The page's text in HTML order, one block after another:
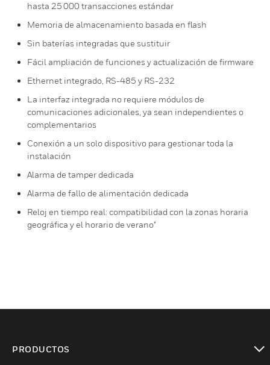
hasta 25 000 transacciones estándar
Memoria de almacenamiento basada en flash
Sin baterías integradas que sustituir
Fácil ampliación de funciones y actualización de firmware
Ethernet integrado, RS-485 y RS-232
La interfaz integrada no requiere módulos de
comunicaciones adicionales, ya sean independientes o
complementarios
Conexión a un solo dispositivo para gestionar toda la
instalación
Alarma de tamper dedicada
Alarma de fallo de alimentación dedicada
Reloj en tiempo real: compatibilidad con la zonas horaria
geográfica y el horario de verano"
PRODUCTOS